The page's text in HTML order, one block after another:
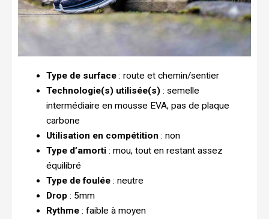
Type de surface: route et chemin/sentier
Technologie(s) utilisée(s): semelle
intermédiaire en mousse EVA, pas de plaque
carbone
Utilisation en compétition : non
Type d’amorti : mou, tout en restant assez
équilibré
Type de foulée: neutre
Drop : 5mm
Rythme: faible à moyen